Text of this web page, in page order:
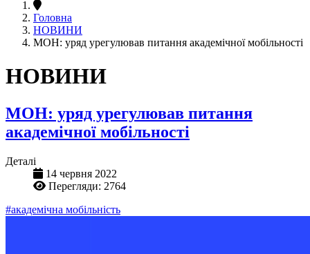
Головна
НОВИНИ
МОН: уряд урегулював питання академічної мобільності
НОВИНИ
МОН: уряд урегулював питання
академічної мобільності
Деталі
14 червня 2022
Перегляди: 2764
#академічна мобільність